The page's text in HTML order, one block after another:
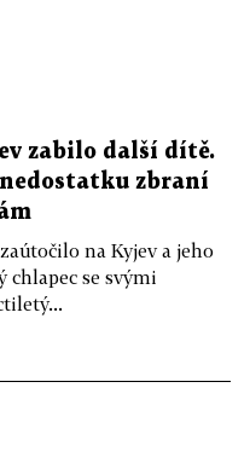
zabilo další dítě.
zbraní
na Kyjev a jeho
se svými